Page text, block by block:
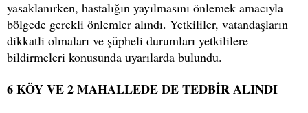
yasaklanırken, hastalığın yayılmasını önlemek amacıyla
bölgede gerekli önlemler alındı. Yetkililer, vatandaşların
dikkatli olmaları ve şüpheli durumları yetkililere
bildirmeleri konusunda uyarılarda bulundu.
6 KÖY VE 2 MAHALLEDE DE TEDBİR ALINDI